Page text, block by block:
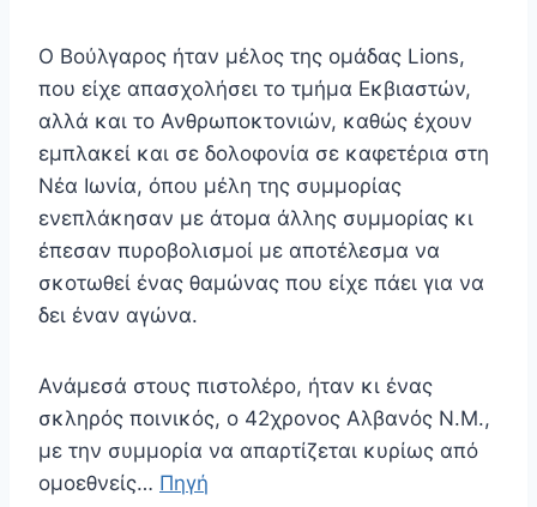
Ο Βούλγαρος ήταν μέλος της ομάδας Lions,
που είχε απασχολήσει το τμήμα Εκβιαστών,
αλλά και το Ανθρωποκτονιών, καθώς έχουν
εμπλακεί και σε δολοφονία σε καφετέρια στη
Νέα Ιωνία, όπου μέλη της συμμορίας
ενεπλάκησαν με άτομα άλλης συμμορίας κι
έπεσαν πυροβολισμοί με αποτέλεσμα να
σκοτωθεί ένας θαμώνας που είχε πάει για να
δει έναν αγώνα.
Ανάμεσά στους πιστολέρο, ήταν κι ένας
σκληρός ποινικός, ο 42χρονος Αλβανός Ν.Μ.,
με την συμμορία να απαρτίζεται κυρίως από
ομοεθνείς… Πηγή